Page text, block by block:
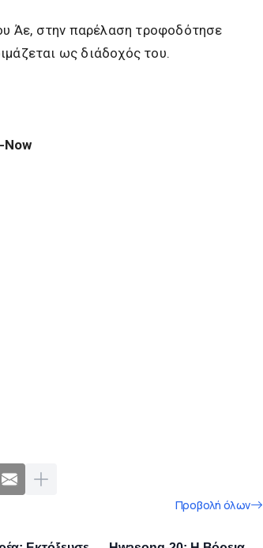
Άε, στην παρέλαση τροφοδότησε
ως διάδοχός του.
Now
Προβολή όλων